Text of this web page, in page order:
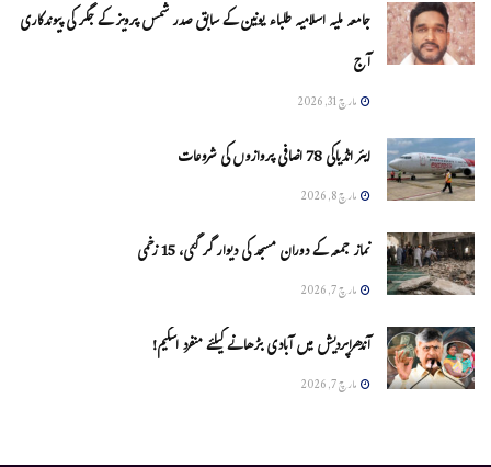
جامعہ ملیہ اسلامیہ طلباء یونین کے سابق صدر شمس پرویز کے جگر کی پیوندکاری
آج
مارچ 31, 2026
ایئر انڈیاکی 78 اضافی پروازوں کی شروعات
مارچ 8, 2026
نماز جمعہ کے دوران مسجد کی دیوار گر گئی، 15 زخمی
مارچ 7, 2026
آندھراپردیش میں آبادی بڑھانے کیلئے منفرد اسکیم!
مارچ 7, 2026